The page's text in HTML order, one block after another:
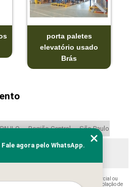
porta paletes
elevatório usado
Brás
Região Central São Paulo
" é de direito reservado. Sua reprodução, parcial ou
sem a autorização do autor. Crime de violação de
Fale agora pelo WhatsApp.